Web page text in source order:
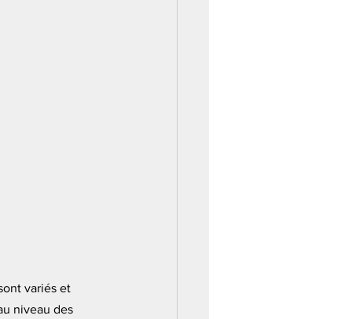
variés et
niveau des